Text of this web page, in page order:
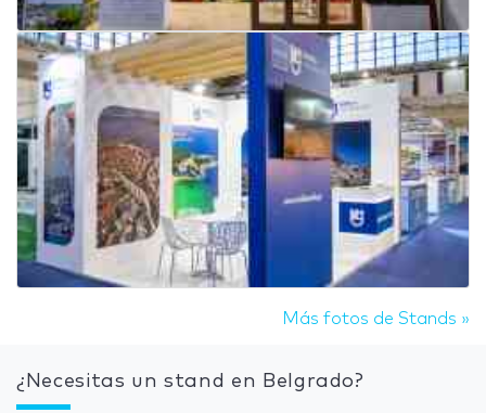
Más fotos de Stands »
¿Necesitas un stand en Belgrado?